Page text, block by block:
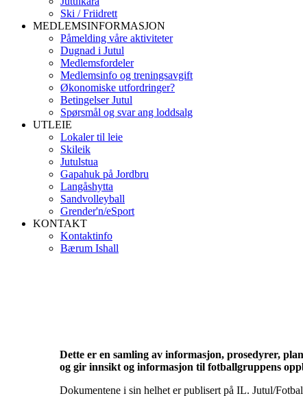
Ski / Friidrett
MEDLEMSINFORMASJON
Påmelding våre aktiviteter
Dugnad i Jutul
Medlemsfordeler
Medlemsinfo og treningsavgift
Økonomiske utfordringer?
Betingelser Jutul
Spørsmål og svar ang loddsalg
UTLEIE
Lokaler til leie
Skileik
Jutulstua
Gapahuk på Jordbru
Langåshytta
Sandvolleyball
Grender'n/eSport
KONTAKT
Kontaktinfo
Bærum Ishall
Dette er en samling av informasjon, prosedyrer,
og gir innsikt og informasjon til fotballgruppens
Dokumentene i sin helhet er publisert på IL. Jutul/